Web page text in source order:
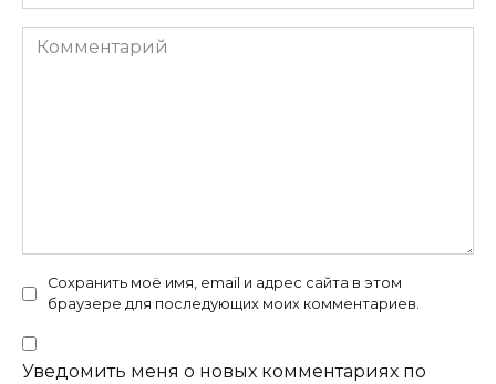
Комментарий
Сохранить моё имя, email и адрес сайта в этом
браузере для последующих моих комментариев.
Уведомить меня о новых комментариях по